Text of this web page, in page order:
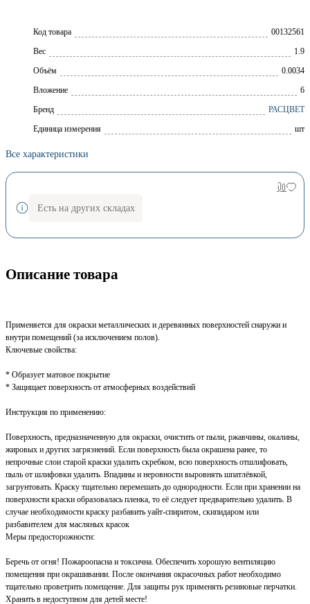
Код товара
00132561
Вес
1.9
Объём
0.0034
Вложение
6
Брeнд
РАСЦВЕТ
Единица измерения
шт
Все характеристики
Есть на других складах
Описание товара
Применяется для окраски металлических и деревянных поверхностей снаружи и
внутри помещений (за исключением полов).
Ключевые свойства:
* Образует матовое покрытие
* Защищает поверхность от атмосферных воздействий
Инструкция по применению:
Поверхность, предназначенную для окраски, очистить от пыли, ржавчины, окалины,
жировых и других загрязнений. Если поверхность была окрашена ранее, то
непрочные слои старой краски удалить скребком, всю поверхность отшлифовать,
пыль от шлифовки удалить. Впадины и неровности выровнять шпатлёвкой,
загрунтовать. Краску тщательно перемешать до однородности. Если при хранении на
поверхности краски образовалась пленка, то её следует предварительно удалить. В
случае необходимости краску разбавить уайт-спиритом, скипидаром или
разбавителем для масляных красок
Меры предосторожности:
Беречь от огня! Пожароопасна и токсична. Обеспечить хорошую вентиляцию
помещения при окрашивании. После окончания окрасочных работ необходимо
тщательно проветрить помещение. Для защиты рук применять резиновые перчатки.
Хранить в недоступном для детей месте!